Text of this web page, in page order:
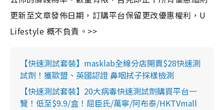
更新至文章發佈日期，訂購平台保留更改優惠權利，U
Lifestyle 概不負責。>>
【快速測試套裝】masklab全線分店開賣$28快速測
試劑！獲歐盟、英國認證 鼻咽拭子採樣檢測
【快速測試套裝】20大病毒快速測試劑購買平台一
覽！低至$9.9/盒！屈臣氏/萬寧/阿布泰/HKTVmall